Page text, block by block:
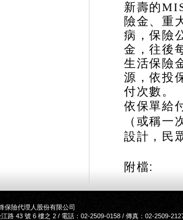
新壽的
險金、重
病，保險
金，往後
生活保險
源，依投
付次數。
依保單給
（或稱
設計，民
附檔:
保險代理人股份有限公司
路 43 號 6 樓之 2 / 電話：02-2509-0158 / 傳真：02-2509-